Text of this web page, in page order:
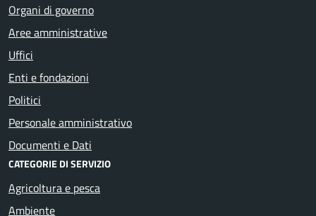
Organi di governo
Aree amministrative
Uffici
Enti e fondazioni
Politici
Personale amministrativo
Documenti e Dati
CATEGORIE DI SERVIZIO
Agricoltura e pesca
Ambiente